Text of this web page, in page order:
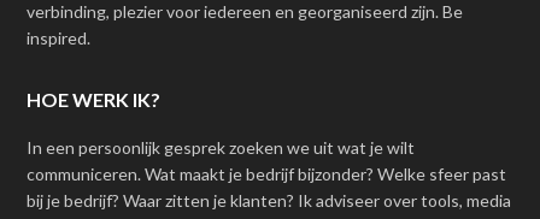
verbinding, plezier voor iedereen en georganiseerd zijn. Be
inspired.
HOE WERK IK?
In een persoonlijk gesprek zoeken we uit wat je wilt
communiceren. Wat maakt je bedrijf bijzonder? Welke sfeer past
bij je bedrijf? Waar zitten je klanten? Ik adviseer over tools, media